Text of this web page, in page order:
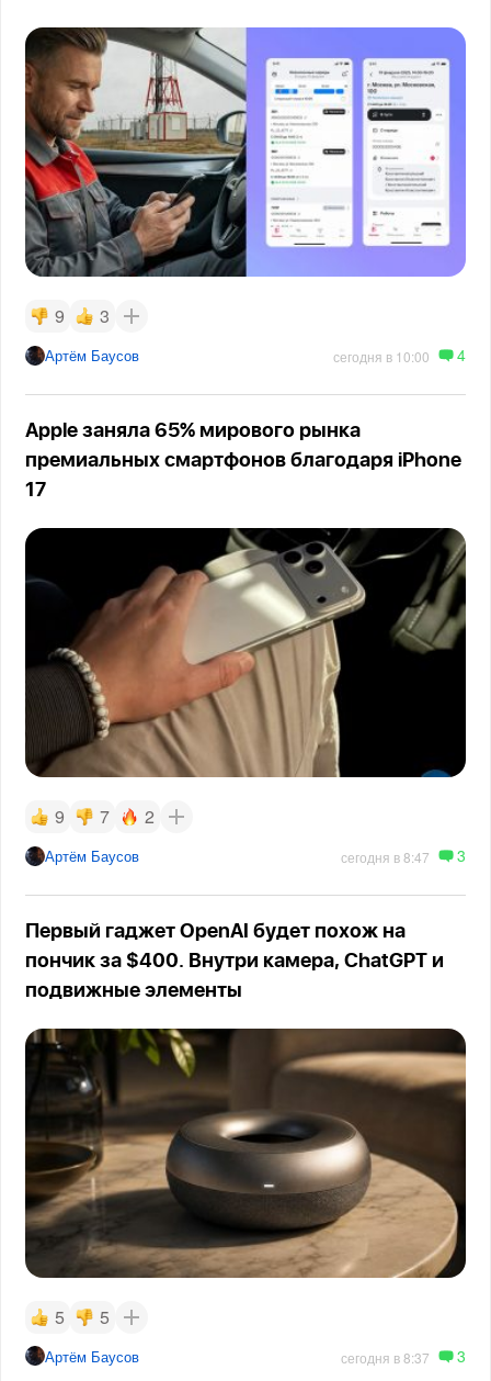
9 3
Артём Баусов сегодня в 10:00 4
Apple заняла 65% мирового рынка
премиальных смартфонов благодаря iPhone
17
9 7 2
Артём Баусов сегодня в 8:47 3
Первый гаджет OpenAI будет похож на
пончик за $400. Внутри камера, ChatGPT и
подвижные элементы
5 5
Артём Баусов сегодня в 8:37 3